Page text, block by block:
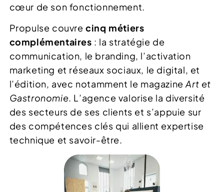
cœur de son fonctionnement.
Propulse couvrecinq métiers
complémentaires : la stratégie de
communication, le branding, l’activation
marketing et réseaux sociaux, le digital, et
l’édition, avec notamment le magazineArt et
Gastronomie. L’agence valorise la diversité
des secteurs de ses clients et s’appuie sur
des compétences clés qui allient expertise
technique et savoir-être.